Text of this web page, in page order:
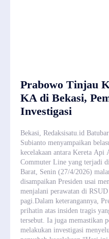
Prabowo Tinjau
KA di Bekasi,
Investigasi
Bekasi, Redaksisatu.id
Subianto menyampaikan
kecelakaan antara Kereta
Commuter Line yang terjadi
Barat, Senin (27/4/2026)
disampaikan Presiden usai
menjalani perawatan di
pagi.Dalam keterangannya,
prihatin atas insiden tragis
tersebut. Ia juga memastikan
melakukan investigasi